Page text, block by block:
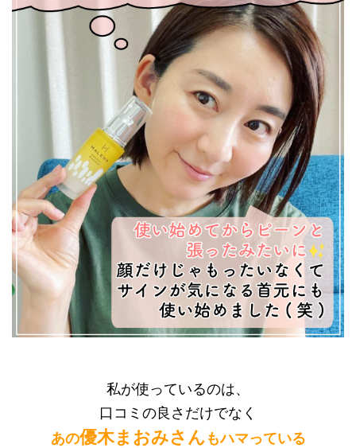
私が使っているのは、
口コミの良さだけでなく
あの優木まおみさんもハマっている